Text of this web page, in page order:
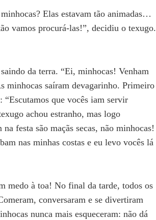
Elas estavam tão animadas…
vamos procurá-las!”, decidiu o texugo.
da terra. “Ei, minhocas! Venham
minhocas saíram devagarinho. Primeiro
que vocês iam servir
achou estranho, mas logo
festa são maçãs secas, não minhocas!
nas minhas costas e eu levo vocês lá
medo à toa! No final da tarde, todos os
conversaram e se divertiram
nunca mais esqueceram: não dá